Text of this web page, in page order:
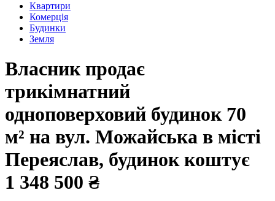
Квартири
Комерція
Будинки
Земля
Власник продає
трикімнатний
одноповерховий будинок 70
м² на вул. Можайська в місті
Переяслав, будинок коштує
1 348 500 ₴